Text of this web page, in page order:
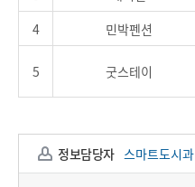
4
민박펜션
5 굿스테이
정보담당자 스마트도시과